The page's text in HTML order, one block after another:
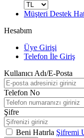
Müşteri Destek
Hesabım
Üye Girişi
Telefon İle Giriş
Kullanıcı Adı/E-Posta
Telefon No
Şifre
Beni Hatırla Şifremi